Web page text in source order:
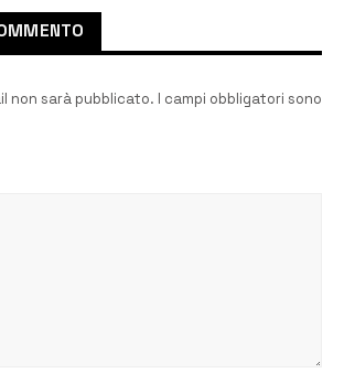
non sarà pubblicato. I campi obbligatori sono